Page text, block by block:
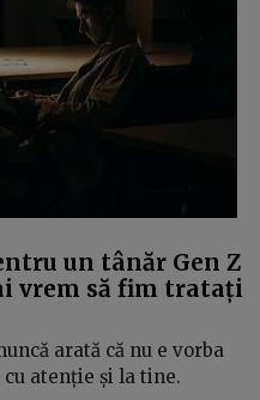
un tânăr Gen Z
vrem să fim tratați
arată că nu e vorba
atenție și la tine.